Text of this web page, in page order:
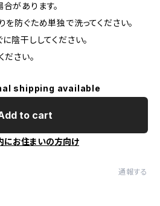
があります。
を防ぐため単独で洗ってください。
陰干ししてください。
ださい。
shipping available
to cart
にお住まいの方向け
通報する